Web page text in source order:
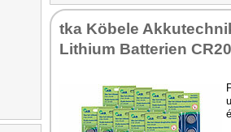
tka Köbele
Lithium Batterien